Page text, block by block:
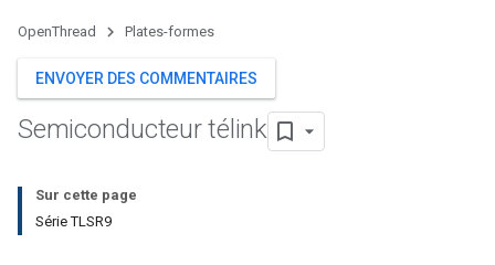
OpenThread Plates-formes
ENVOYER DES COMMENTAIRES
Semiconducteur télink
Sur cette page
Série TLSR9